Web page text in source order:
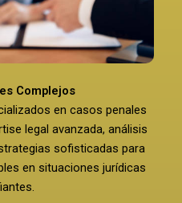
Complejos
en casos penales
legal avanzada, análisis
sofisticadas para
en situaciones jurídicas